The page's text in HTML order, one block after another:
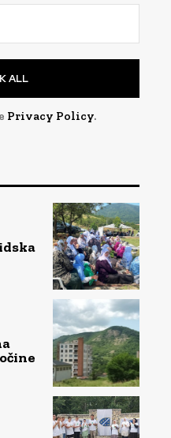
ALL
Privacy Policy.